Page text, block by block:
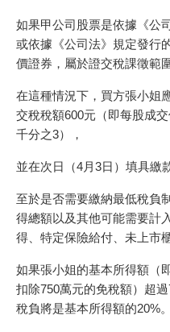
如果甲公司股票是依據《公
或依據《公司法》規定發行
價證券，屬於證交稅課徵範圍
在這種情況下，買方張小姐
交稅稅額600元（即每股成
千分之3），
並在次日（4月3日）填具繳
至於是否需要繳納最低稅負
得總額以及其他可能需要計
得、特定保險給付、未上市
如果張小姐的基本所得額（
扣除750萬元的免稅額）超
稅負將是基本所得額的20%。